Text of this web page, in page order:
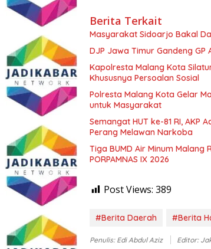
Berita Terkait
Masyarakat Sidoarjo Bakal
DJP Jawa Timur Gandeng
Kapolresta Malang Kota
Khususnya Persoalan Sosial
Polresta Malang Kota Gelar
untuk Masyarakat
Semangat HUT ke-81 RI,
Perang Melawan Narkoba
Tiga BUMD Air Minum
PORPAMNAS IX 2026
Post Views: 389
#Berita Daerah #Berita
Penulis: Edi Abdul Aziz Editor: